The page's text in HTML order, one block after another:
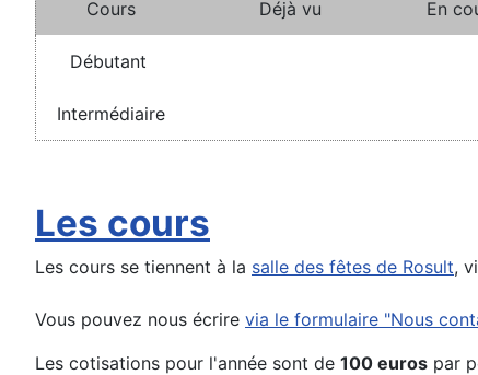
Cours Déjà vu En
Débutant
Intermédiaire
Les cours
Les cours se tiennent à la salle des fêtes de Rosult,
Vous pouvez nous écrire via le formulaire "Nous
Les cotisations pour l'année sont de 100 euros par